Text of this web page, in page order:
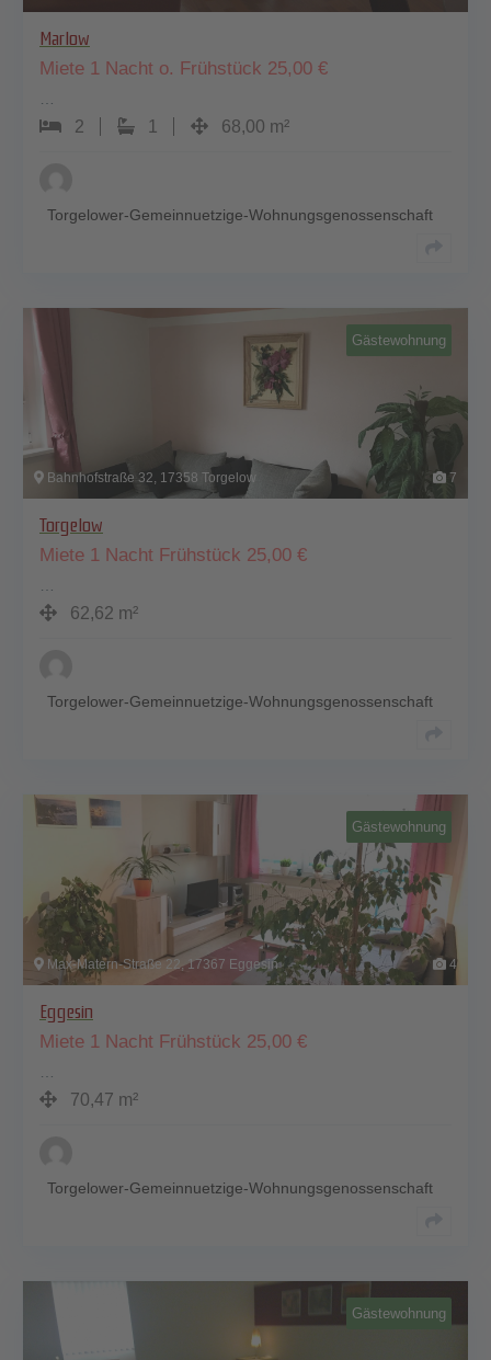
Marlow
Miete 1 Nacht o. Frühstück 25,00 €
2 1 68,00 m²
Torgelower-Gemeinnuetzige-Wohnungsgenossenschaft
Gästewohnung
Bahnhofstraße 32, 17358 Torgelow 7
Torgelow
Miete 1 Nacht Frühstück 25,00 €
62,62 m²
Torgelower-Gemeinnuetzige-Wohnungsgenossenschaft
Gästewohnung
Max-Matern-Straße 22, 17367 Eggesin 4
Eggesin
Miete 1 Nacht Frühstück 25,00 €
70,47 m²
Torgelower-Gemeinnuetzige-Wohnungsgenossenschaft
Gästewohnung